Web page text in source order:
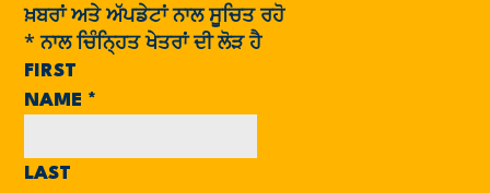
ਖ਼ਬਰਾਂ ਅਤੇ ਅੱਪਡੇਟਾਂ ਨਾਲ ਸੂਚਿਤ ਰਹੋ
* ਨਾਲ ਚਿੰਨ੍ਹਿਤ ਖੇਤਰਾਂ ਦੀ ਲੋੜ ਹੈ
FIRST
NAME *
LAST